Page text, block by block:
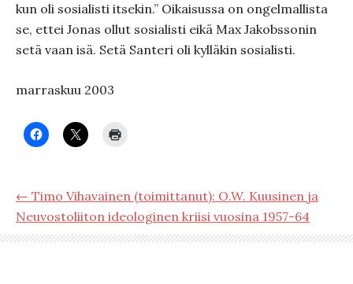
kun oli sosialisti itsekin.” Oikaisussa on ongelmallista
se, ettei Jonas ollut sosialisti eikä Max Jakobssonin
setä vaan isä. Setä Santeri oli kylläkin sosialisti.
marraskuu 2003
← Timo Vihavainen (toimittanut): O.W. Kuusinen ja
Neuvostoliiton ideologinen kriisi vuosina 1957-64